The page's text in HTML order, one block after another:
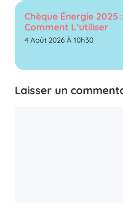
Chèque Énergie 2025
Comment L’utiliser
4 Août 2026 À 10h30
Laisser un